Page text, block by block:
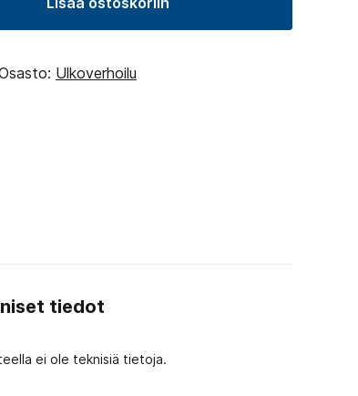
Ulkoverhoilu
tiedot
ei ole teknisiä tietoja.